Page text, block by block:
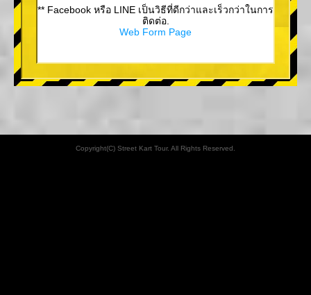
** Facebook หรือ LINE เป็นวิธีที่ดีกว่าและเร็วกว่าในการ
ติดต่อ.
Web Form Page
Copyright(C) Street Kart Tour. All Rights Reserved.